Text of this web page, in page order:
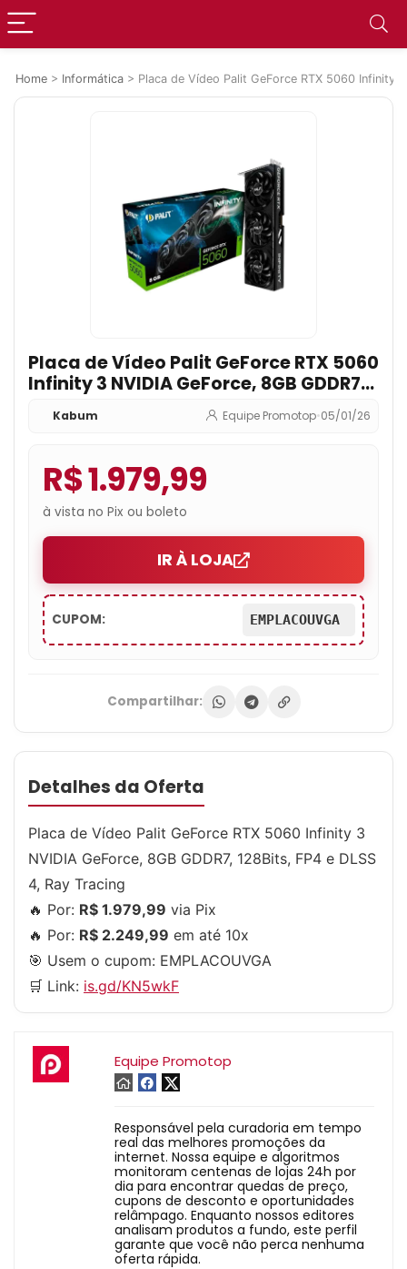
Home > Informática > Placa de Vídeo Palit GeForce RTX 5060 Infinity
Placa de Vídeo Palit GeForce RTX 5060
Infinity 3 NVIDIA GeForce, 8GB GDDR7,
128Bits, FP4 e DLSS 4, Ray Tracing –
NE75060019P1-GB2063S
Kabum Equipe Promotop•05/01/26
R$ 1.979,99
à vista no Pix ou boleto
IR À LOJA
CUPOM: EMPLACOUVGA
Compartilhar:
Detalhes da Oferta
Placa de Vídeo Palit GeForce RTX 5060 Infinity 3
NVIDIA GeForce, 8GB GDDR7, 128Bits, FP4 e DLSS
4, Ray Tracing
🔥 Por: R$ 1.979,99 via Pix
🔥 Por: R$ 2.249,99 em até 10x
🎯 Usem o cupom: EMPLACOUVGA
🛒 Link: is.gd/KN5wkF
Equipe Promotop
Responsável pela curadoria em tempo
real das melhores promoções da
internet. Nossa equipe e algoritmos
monitoram centenas de lojas 24h por
dia para encontrar quedas de preço,
cupons de desconto e oportunidades
relâmpago. Enquanto nossos editores
analisam produtos a fundo, este perfil
garante que você não perca nenhuma
oferta rápida.